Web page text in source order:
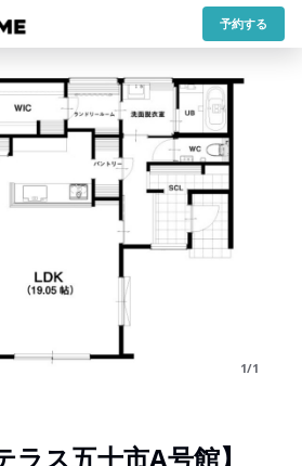
予約する
1/1
ラス五十市A号館】